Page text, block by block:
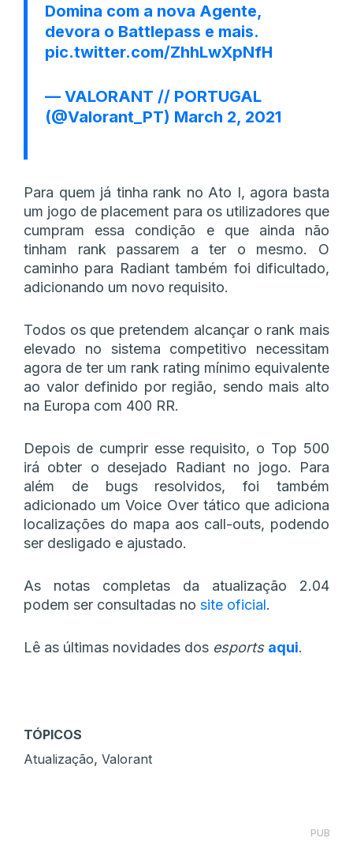
Domina com a nova Agente,
devora o Battlepass e mais.
pic.twitter.com/ZhhLwXpNfH
— VALORANT // PORTUGAL
(@Valorant_PT) March 2, 2021
Para quem já tinha rank no Ato I, agora basta
um jogo de placement para os utilizadores que
cumpram essa condição e que ainda não
tinham rank passarem a ter o mesmo. O
caminho para Radiant também foi dificultado,
adicionando um novo requisito.
Todos os que pretendem alcançar o rank mais
elevado no sistema competitivo necessitam
agora de ter um rank rating mínimo equivalente
ao valor definido por região, sendo mais alto
na Europa com 400 RR.
Depois de cumprir esse requisito, o Top 500
irá obter o desejado Radiant no jogo. Para
além de bugs resolvidos, foi também
adicionado um Voice Over tático que adiciona
localizações do mapa aos call-outs, podendo
ser desligado e ajustado.
As notas completas da atualização 2.04
podem ser consultadas no site oficial.
Lê as últimas novidades dos esports aqui.
TÓPICOS
Atualização, Valorant
PUB